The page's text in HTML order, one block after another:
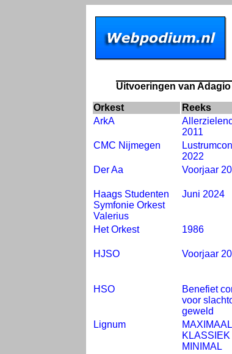
Uitvoeringen van
Orkest Reeks
ArkA
2011
CMC Nijmegen
2022
Der Aa Voorjaar
Haags Studenten
Symfonie Orkest
Valerius
Juni 2024
Het Orkest 1986
HJSO
Voorjaar
HSO
Benefiet
voor
geweld
Lignum
KLASSIEK
MINIMAL